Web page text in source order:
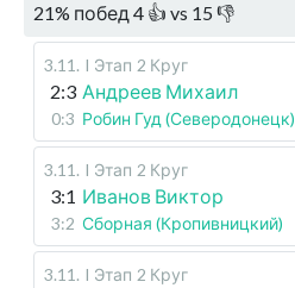
21% побед 4 👍 vs 15 👎
3.11 . I Этап 2 Круг
2:3 Андреев Михаил
0:3 Робин Гуд (Северодонецк)
3.11 . I Этап 2 Круг
3:1 Иванов Виктор
3:2 Сборная (Кропивницкий)
3.11 . I Этап 2 Круг